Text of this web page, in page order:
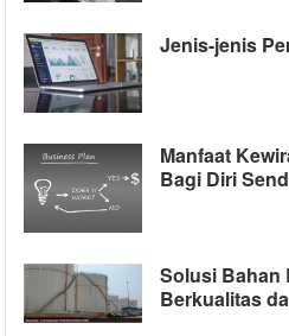
Jenis-jenis
Manfaat
Bagi Diri
Solusi Bahan
Berkualitas